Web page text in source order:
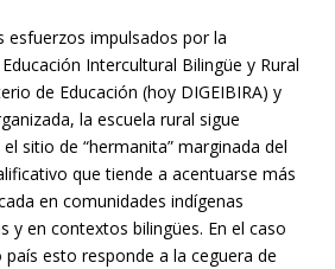
esfuerzos impulsados por la
Intercultural Bilingüe y Rural
de Educación (hoy DIGEIBIRA) y
la escuela rural sigue
sitio de “hermanita” marginada del
que tiende a acentuarse más
en comunidades indígenas
y en contextos bilingües. En el caso
esto responde a la ceguera de